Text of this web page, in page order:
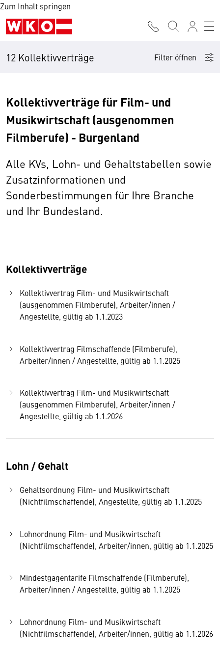
Zum Inhalt springen
12 Kollektivverträge Filter öffnen
Kollektivverträge für Film- und
Musikwirtschaft (ausgenommen
Filmberufe) - Burgenland
Alle KVs, Lohn- und Gehaltstabellen sowie
Zusatzinformationen und
Sonderbestimmungen für Ihre Branche
und Ihr Bundesland.
Kollektivverträge
Kollektivvertrag Film- und Musikwirtschaft
(ausgenommen Filmberufe), Arbeiter/innen /
Angestellte, gültig ab 1.1.2023
Kollektivvertrag Filmschaffende (Filmberufe),
Arbeiter/innen / Angestellte, gültig ab 1.1.2025
Kollektivvertrag Film- und Musikwirtschaft
(ausgenommen Filmberufe), Arbeiter/innen /
Angestellte, gültig ab 1.1.2026
Lohn / Gehalt
Gehaltsordnung Film- und Musikwirtschaft
(Nichtfilmschaffende), Angestellte, gültig ab 1.1.2025
Lohnordnung Film- und Musikwirtschaft
(Nichtfilmschaffende), Arbeiter/innen, gültig ab 1.1.2025
Mindestgagentarife Filmschaffende (Filmberufe),
Arbeiter/innen / Angestellte, gültig ab 1.1.2025
Lohnordnung Film- und Musikwirtschaft
(Nichtfilmschaffende), Arbeiter/innen, gültig ab 1.1.2026